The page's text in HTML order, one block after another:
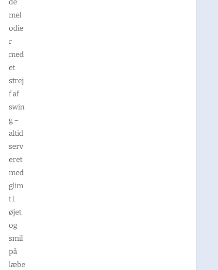
de
mel
odie
r
med
et
strej
f af
swin
g –
altid
serv
eret
med
glim
t i
øjet
og
smil
på
læbe